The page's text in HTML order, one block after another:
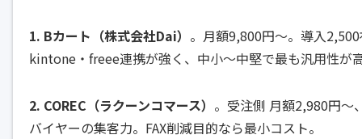
1. Bカート（株式会社Dai） 。月額9,800円〜。導入
kintone ・freee連携が強く、中小〜中堅で最も汎用性が
2. COREC（ラクーンコマース） 。受注側 月額2,980円〜
バイヤーの集客力。FAX削減目的なら最小コスト。